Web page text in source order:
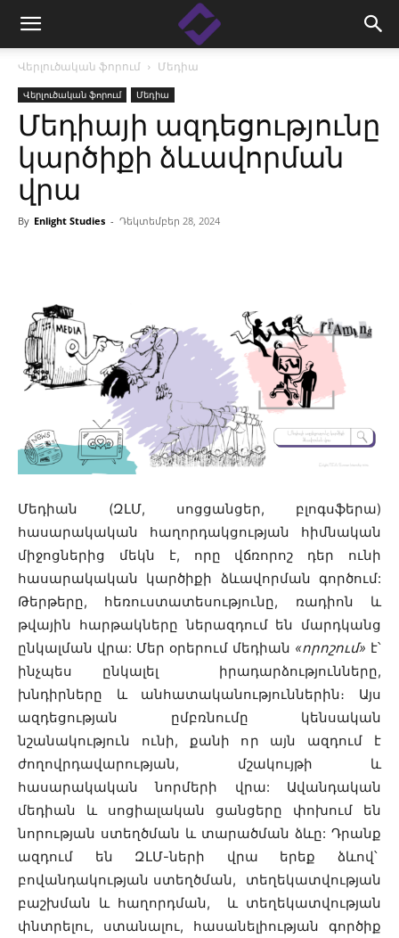
Վերլուծական ֆորում Մեդիա
Վերլուծական ֆորում Մեդիա
Մեդիայի ազդեցությունը
կարծիքի ձևավորման
վրա
By Enlight Studies - Դեկտեմբեր 28, 2024
Մեդիան (ԶԼՄ, սոցցանցեր, բլոգսֆերա)
հասարակական հաղորդակցության հիմնական
միջոցներից մեկն է, որը վճռորոշ դեր ունի
հասարակական կարծիքի ձևավորման գործում:
Թերթերը, հեռուստատեսությունը, ռադիոն և
թվային հարթակները ներազդում են մարդկանց
ընկալման վրա: Մեր օրերում մեդիան «որոշում» է՝
ինչպես ընկալել իրադարձությունները,
խնդիրները և անհատականություններին։ Այս
ազդեցության ըմբռնումը կենսական
նշանակություն ունի, քանի որ այն ազդում է
ժողովրդավարության, մշակույթի և
հասարակական նորմերի վրա: Ավանդական
մեդիան և սոցիալական ցանցերը փոխում են
նորության ստեղծման և տարածման ձևը: Դրանք
ազդում են ԶԼՄ-ների վրա երեք ձևով՝
բովանդակության ստեղծման, տեղեկատվության
բաշխման և հաղորդման, և տեղեկատվության
փնտրելու, ստանալու, հասանելիության գործիք